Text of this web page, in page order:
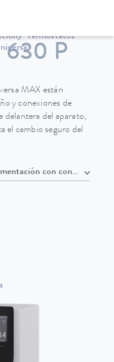
Termostatos
630 P
MAX están
y conexiones de
delantera del aparato,
el cambio seguro del
Hz , Cable de alimentación con